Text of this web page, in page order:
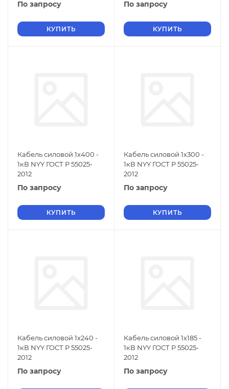
По запросу
КУПИТЬ
По запросу
КУПИТЬ
Кабель силовой 1х400 -
1кВ NYY ГОСТ Р 55025-
2012
По запросу
КУПИТЬ
Кабель силовой 1х300 -
1кВ NYY ГОСТ Р 55025-
2012
По запросу
КУПИТЬ
Кабель силовой 1х240 -
1кВ NYY ГОСТ Р 55025-
2012
По запросу
Кабель силовой 1х185 -
1кВ NYY ГОСТ Р 55025-
2012
По запросу